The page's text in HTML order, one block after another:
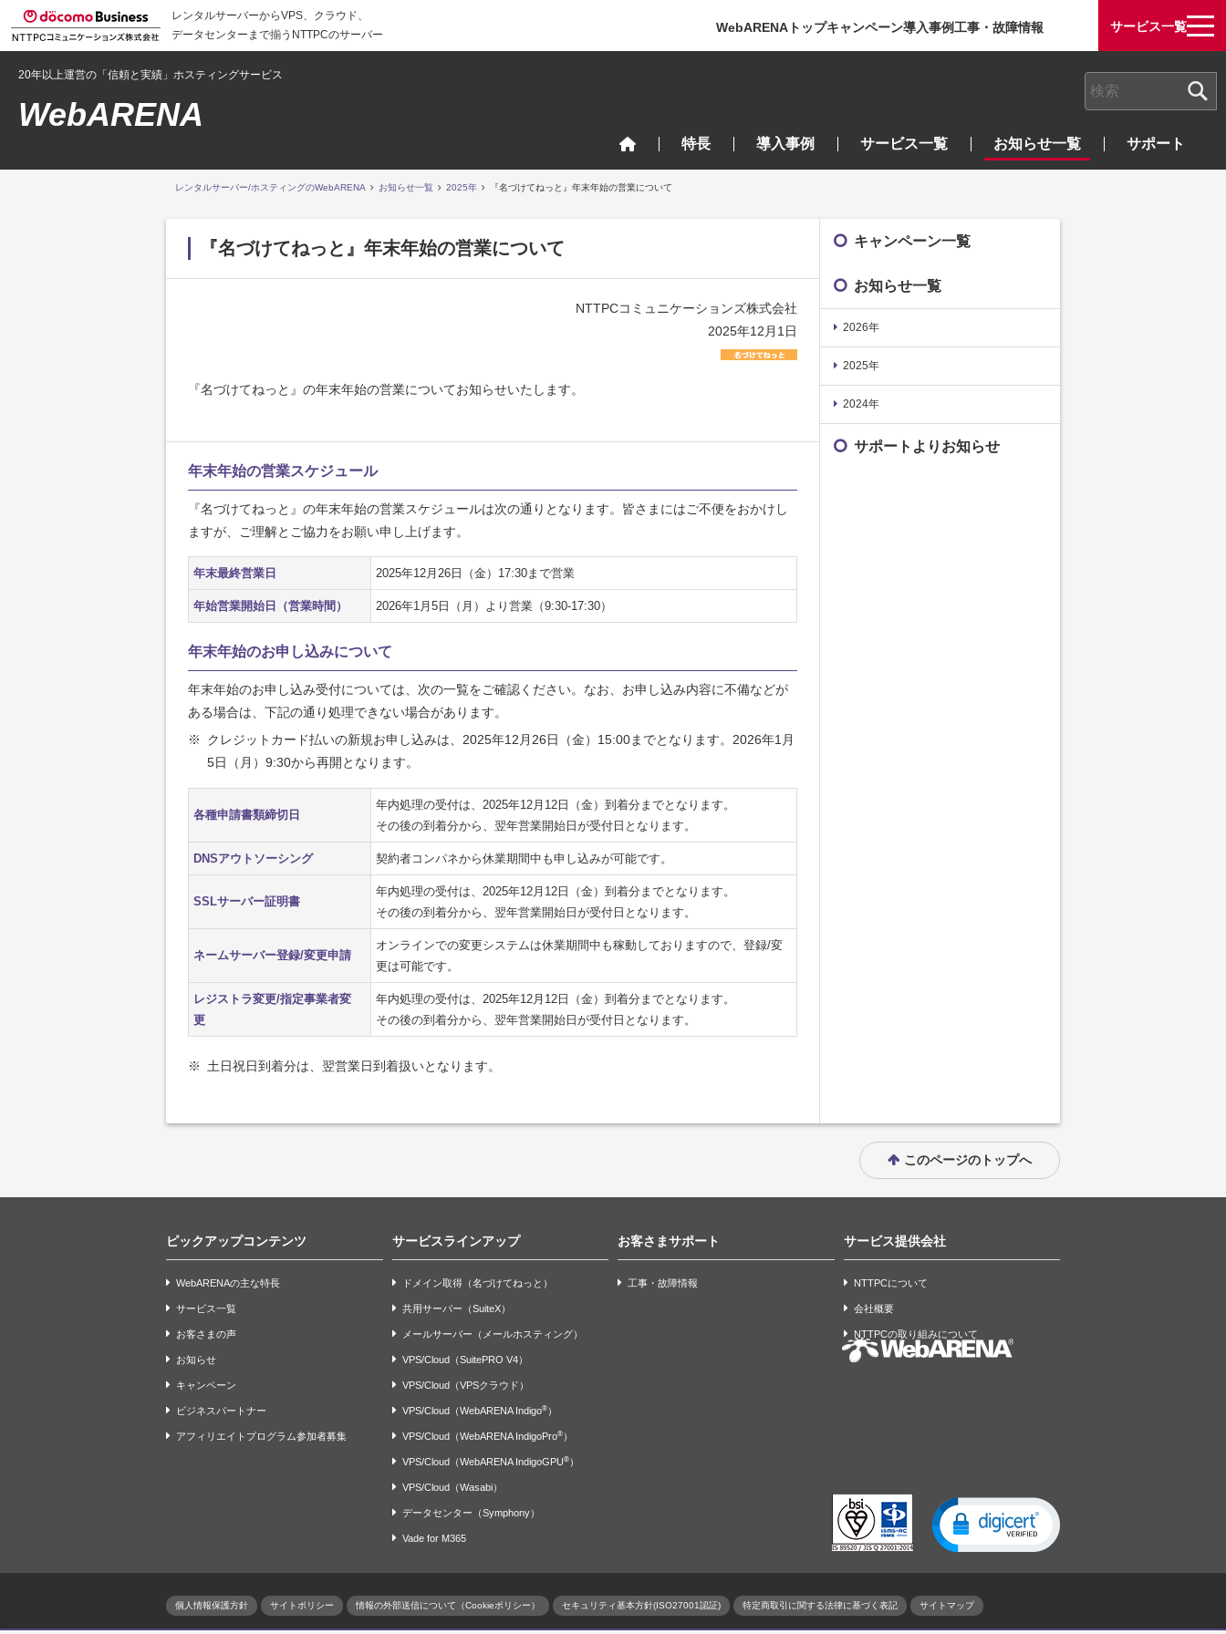
レンタルサーバーからVPS、クラウド、
データセンターまで揃うNTTPCのサーバー
WebARENAトップキャンペーン導入事例工事・故障情報 サービス一覧
20年以上運営の「信頼と実績」ホスティングサービス
WebARENA 検索キーワード入力
特長 導入事例 サービス一覧 お知らせ一覧 サポート
レンタルサーバー/ホスティングのWebARENA お知らせ一覧 2025年 『名づけてねっと』年末年始の営業について
『名づけてねっと』年末年始の営業について
NTTPCコミュニケーションズ株式会社
2025年12月1日
『名づけてねっと』の年末年始の営業についてお知らせいたします。
年末年始の営業スケジュール
『名づけてねっと』の年末年始の営業スケジュールは次の通りとなります。皆さまにはご不便をおかけし
ますが、ご理解とご協力をお願い申し上げます。
年末最終営業日 2025年12月26日（金）17:30まで営業
年始営業開始日（営業時間） 2026年1月5日（月）より営業（9:30-17:30）
年末年始のお申し込みについて
年末年始のお申し込み受付については、次の一覧をご確認ください。なお、お申し込み内容に不備などが
ある場合は、下記の通り処理できない場合があります。
※
クレジットカード払いの新規お申し込みは、2025年12月26日（金）15:00までとなります。2026年1月
5日（月）9:30から再開となります。
各種申請書類締切日
年内処理の受付は、2025年12月12日（金）到着分までとなります。
その後の到着分から、翌年営業開始日が受付日となります。
DNSアウトソーシング 契約者コンパネから休業期間中も申し込みが可能です。
SSLサーバー証明書
年内処理の受付は、2025年12月12日（金）到着分までとなります。
その後の到着分から、翌年営業開始日が受付日となります。
ネームサーバー登録/変更申請
オンラインでの変更システムは休業期間中も稼動しておりますので、登録/変
更は可能です。
レジストラ変更/指定事業者変
更
年内処理の受付は、2025年12月12日（金）到着分までとなります。
その後の到着分から、翌年営業開始日が受付日となります。
※ 土日祝日到着分は、翌営業日到着扱いとなります。
キャンペーン一覧
お知らせ一覧
2026年
2025年
2024年
サポートよりお知らせ
このページのトップへ
ピックアップコンテンツ
WebARENAの主な特長
サービス一覧
お客さまの声
お知らせ
キャンペーン
ビジネスパートナー
アフィリエイトプログラム参加者募集
サービスラインアップ
ドメイン取得（名づけてねっと）
共用サーバー（SuiteX）
メールサーバー（メールホスティング）
VPS/Cloud（SuitePRO V4）
VPS/Cloud（VPSクラウド）
VPS/Cloud（WebARENA Indigo®）
VPS/Cloud（WebARENA IndigoPro®）
VPS/Cloud（WebARENA IndigoGPU®）
VPS/Cloud（Wasabi）
データセンター（Symphony）
Vade for M365
お客さまサポート
工事・故障情報
サービス提供会社
NTTPCについて
会社概要
NTTPCの取り組みについて
個人情報保護方針 サイトポリシー 情報の外部送信について（Cookieポリシー） セキュリティ基本方針(ISO27001認証) 特定商取引に関する法律に基づく表記 サイトマップ